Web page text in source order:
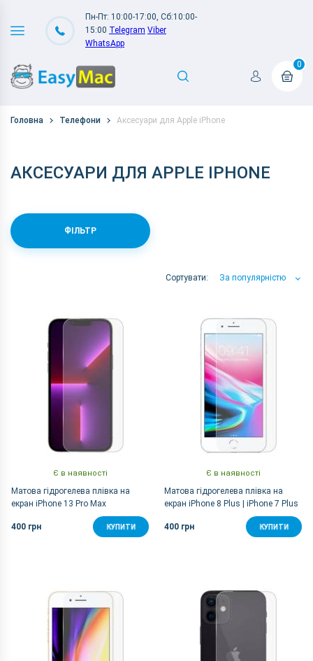
Пн-Пт: 10:00-17:00, Сб:10:00-
15:00 Telegram Viber
WhatsApp
0
Головна Телефони Аксесуари для Apple iPhone
АКСЕСУАРИ ДЛЯ APPLE IPHONE
ФІЛЬТР
Сортувати: За популярністю
За популярністю
Є в наявності
Матова гідрогелева плівка на
екран iPhone 13 Pro Max
400 грн КУПИТИ
Є в наявності
Матова гідрогелева плівка на
екран iPhone 8 Plus | iPhone 7 Plus
400 грн КУПИТИ